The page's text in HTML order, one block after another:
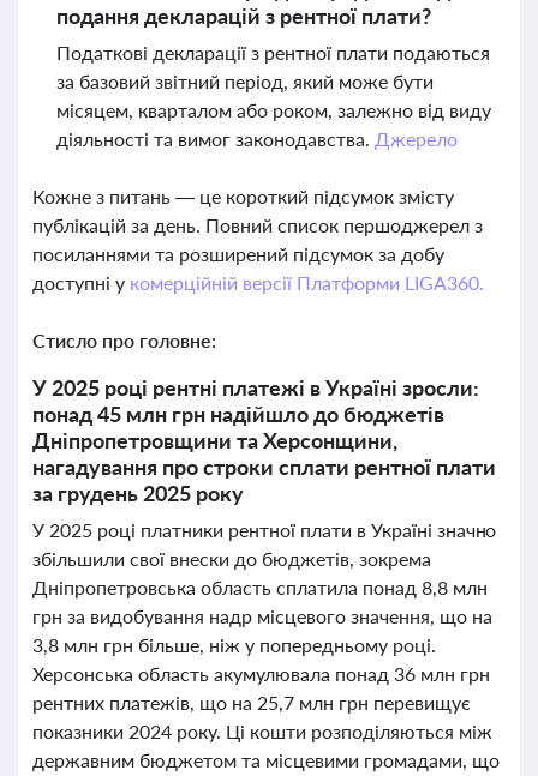
подання декларацій з рентної плати?
Податкові декларації з рентної плати подаються
за базовий звітний період, який може бути
місяцем, кварталом або роком, залежно від виду
діяльності та вимог законодавства. Джерело
Кожне з питань — це короткий підсумок змісту
публікацій за день. Повний список першоджерел з
посиланнями та розширений підсумок за добу
доступні у комерційній версії Платформи LIGA360.
Стисло про головне:
У 2025 році рентні платежі в Україні зросли:
понад 45 млн грн надійшло до бюджетів
Дніпропетровщини та Херсонщини,
нагадування про строки сплати рентної плати
за грудень 2025 року
У 2025 році платники рентної плати в Україні значно
збільшили свої внески до бюджетів, зокрема
Дніпропетровська область сплатила понад 8,8 млн
грн за видобування надр місцевого значення, що на
3,8 млн грн більше, ніж у попередньому році.
Херсонська область акумулювала понад 36 млн грн
рентних платежів, що на 25,7 млн грн перевищує
показники 2024 року. Ці кошти розподіляються між
державним бюджетом та місцевими громадами, що